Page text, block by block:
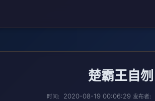
楚霸王自刎
时间: 2020-08-19 00:06:29 发布者: